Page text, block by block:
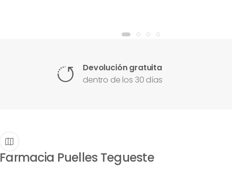
Devolución gratuita
dentro de los 30 días
Farmacia Puelles Tegueste